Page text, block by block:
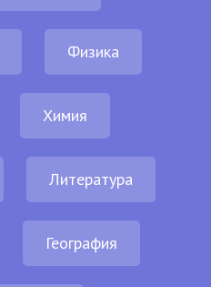
Физика
Химия
Литература
География